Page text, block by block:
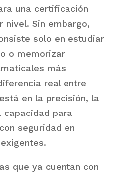
una certificación
nivel. Sin embargo,
solo en estudiar
o memorizar
más
real entre
en la precisión, la
capacidad para
seguridad en
que ya cuentan con